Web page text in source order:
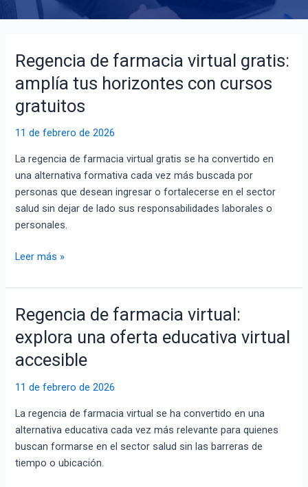
Regencia de farmacia virtual gratis:
amplía tus horizontes con cursos
gratuitos
11 de febrero de 2026
La regencia de farmacia virtual gratis se ha convertido en
una alternativa formativa cada vez más buscada por
personas que desean ingresar o fortalecerse en el sector
salud sin dejar de lado sus responsabilidades laborales o
personales.
Regencia
farmacia
virtual
amplía
tus
horizontes
con
cursos
gratuitos
Leer más »
Regencia de farmacia virtual:
explora una oferta educativa virtual
accesible
11 de febrero de 2026
La regencia de farmacia virtual se ha convertido en una
alternativa educativa cada vez más relevante para quienes
buscan formarse en el sector salud sin las barreras de
tiempo o ubicación.
Regencia
farmacia
virtual:
una
oferta
educativa
virtual
accesible